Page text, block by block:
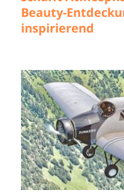
Beauty-
inspirierend